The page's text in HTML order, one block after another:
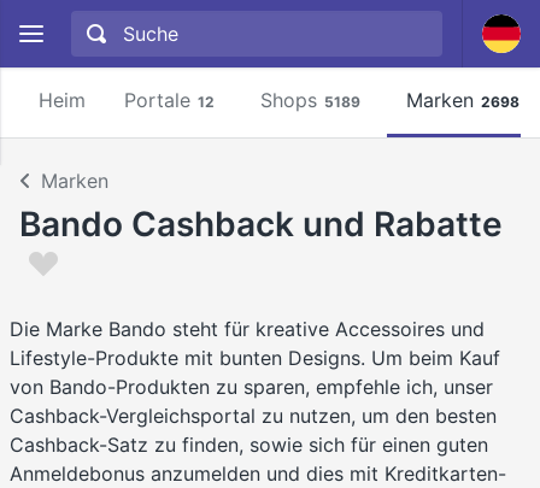
Heim Portale 12 Shops 5189 Marken 2698
Marken
Bando Cashback und Rabatte
Die Marke Bando steht für kreative Accessoires und
Lifestyle-Produkte mit bunten Designs. Um beim Kauf
von Bando-Produkten zu sparen, empfehle ich, unser
Cashback-Vergleichsportal zu nutzen, um den besten
Cashback-Satz zu finden, sowie sich für einen guten
Anmeldebonus anzumelden und dies mit Kreditkarten-